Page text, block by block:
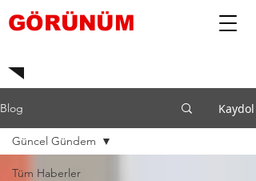
GÖRÜNÜM
Blog Kaydol
Tüm Haberler
Güncel Gündem